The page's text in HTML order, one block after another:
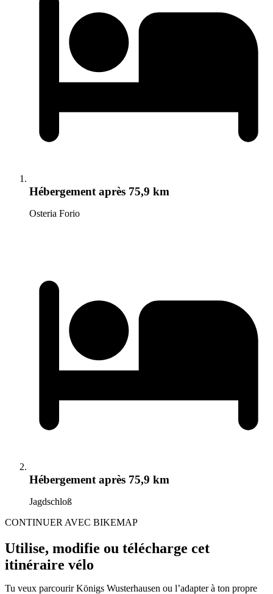
Hébergementaprès 75,9 km
Osteria Forio
Hébergement après 75,9 km
Jagdschloß
CONTINUER AVEC BIKEMAP
Utilise, modifie ou télécharge cet
itinéraire vélo
Tu veux parcourir Königs Wusterhausen ou l’adapter à ton propre